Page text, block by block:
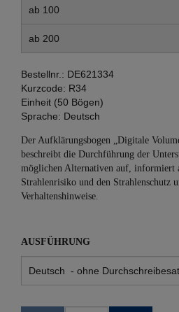
ab 100
ab 200
Bestellnr.: DE621334
Kurzcode: R34
Einheit (50 Bögen)
Sprache: Deutsch
Der Aufklärungsbogen „Digitale
beschreibt die Durchführung der
möglichen Alternativen auf, informiert
Strahlenrisiko und den Strahlenschutz
Verhaltenshinweise.
AUSFÜHRUNG